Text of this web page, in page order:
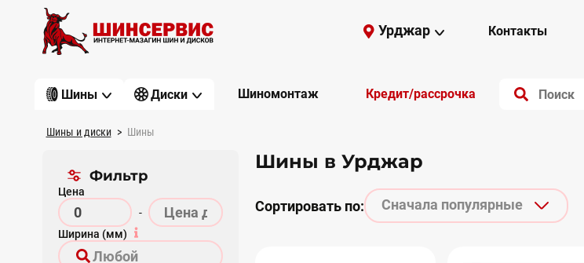
Урджар Контакты
Шины Диски Шиномонтаж Кредит/рассрочка
Шины и диски Шины
Фильтр
Цена
-
Ширина (мм)
Шины в Урджар
Сортировать по: Сначала популярные